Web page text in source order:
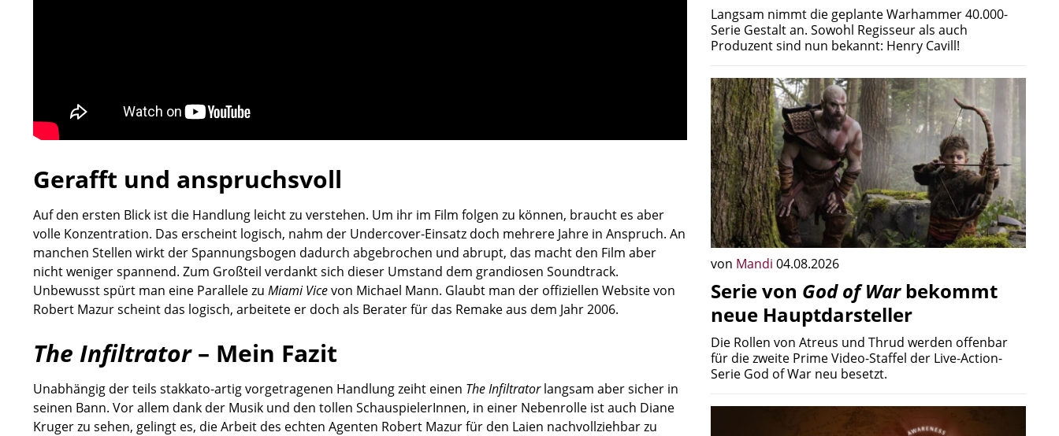
Gerafft und anspruchsvoll
Auf den ersten Blick ist die Handlung leicht zu verstehen. Um ihr im Film folgen zu können, braucht es aber
volle Konzentration. Das erscheint logisch, nahm der Undercover-Einsatz doch mehrere Jahre in Anspruch. An
manchen Stellen wirkt der Spannungsbogen dadurch abgebrochen und abrupt, das macht den Film aber
nicht weniger spannend. Zum Großteil verdankt sich dieser Umstand dem grandiosen Soundtrack.
Unbewusst spürt man eine Parallele zu Miami Vicevon Michael Mann. Glaubt man der offiziellen Website von
Robert Mazur scheint das logisch, arbeitete er doch als Berater für das Remake aus dem Jahr 2006.
The Infiltrator– Mein Fazit
Unabhängig der teils stakkato-artig vorgetragenen Handlung zeiht einen The Infiltratorlangsam aber sicher in
seinen Bann. Vor allem dank der Musik und den tollen SchauspielerInnen, in einer Nebenrolle ist auch Diane
Kruger zu sehen, gelingt es, die Arbeit des echten Agenten Robert Mazur für den Laien nachvollziehbar zu
Langsam nimmt die geplante Warhammer 40.000-
Serie Gestalt an. Sowohl Regisseur als auch
Produzent sind nun bekannt: Henry Cavill!
von Mandi 04.08.2026
Serie von God of Warbekommt
neue Hauptdarsteller
Die Rollen von Atreus und Thrud werden offenbar
für die zweite Prime Video-Staffel der Live-Action-
Serie God of War neu besetzt.